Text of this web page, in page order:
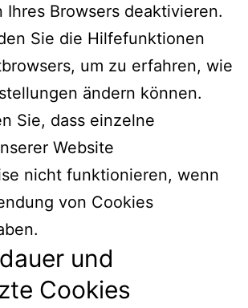
Ihres Browsers deaktivieren.
Sie die Hilfefunktionen
um zu erfahren, wie
ändern können.
Sie, dass einzelne
Website
nicht funktionieren, wenn
von Cookies
und
Cookies